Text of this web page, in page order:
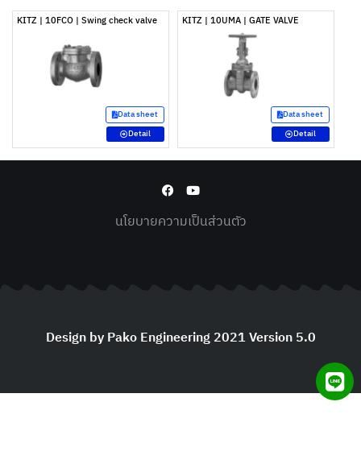
KITZ | 10FCO | Swing check valve
Data sheet
Detail
KITZ | 10UMA | GATE VALVE
Data sheet
Detail
นโยบายความเป็นส่วนตัว
Design by Pako Engineering 2021 Version 5.0